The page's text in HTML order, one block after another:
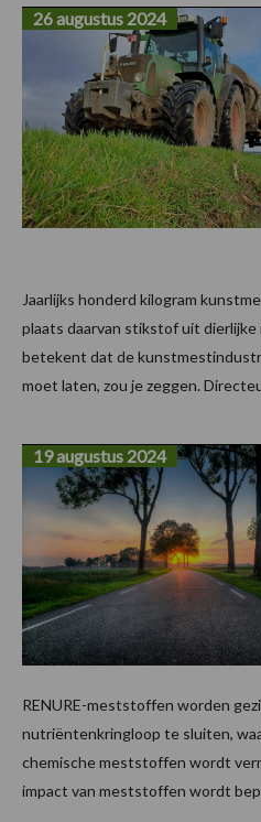
26 augustus 2024
Jaarlijks honderd kilogram
plaats daarvan stikstof uit
betekent dat de
moet laten, zou je zeggen.
19 augustus 2024
RENURE-meststoffen worden
nutriëntenkringloop te sluiten,
chemische meststoffen wordt
impact van meststoffen wordt